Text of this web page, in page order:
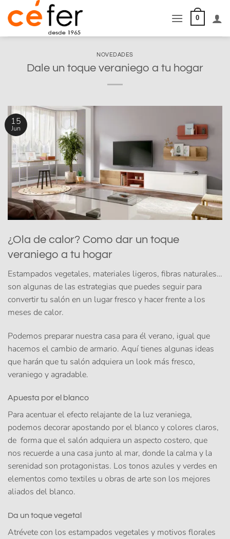
0
NOVEDADES
Dale un toque veraniego a tu hogar
15
Jun
¿Ola de calor? Como dar un toque
veraniego a tu hogar
Estampados vegetales, materiales ligeros, fibras naturales…
son algunas de las estrategias que puedes seguir para
convertir tu salón en un lugar fresco y hacer frente a los
meses de calor.
Podemos preparar nuestra casa para él verano, igual que
hacemos el cambio de armario. Aquí tienes algunas ideas
que harán que tu salón adquiera un look más fresco,
veraniego y agradable.
Apuesta por el blanco
Para acentuar el efecto relajante de la luz veraniega,
podemos decorar apostando por el blanco y colores claros,
de forma que el salón adquiera un aspecto costero, que
nos recuerde a una casa junto al mar, donde la calma y la
serenidad son protagonistas. Los tonos azules y verdes en
elementos como textiles u obras de arte son los mejores
aliados del blanco.
Da un toque vegetal
Atrévete con los estampados vegetales y motivos florales